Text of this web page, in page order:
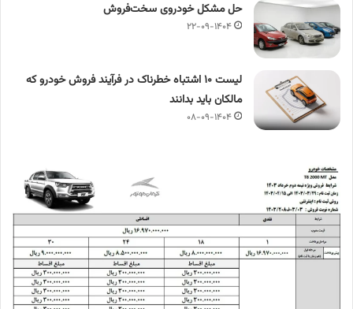
حل مشکل خودروی سخت‌فروش
۲۲-۰۹-۱۴۰۴
لیست ۱۰ اشتباه خطرناک در فرآیند فروش خودرو که
مالکان باید بدانند
۰۸-۰۹-۱۴۰۴